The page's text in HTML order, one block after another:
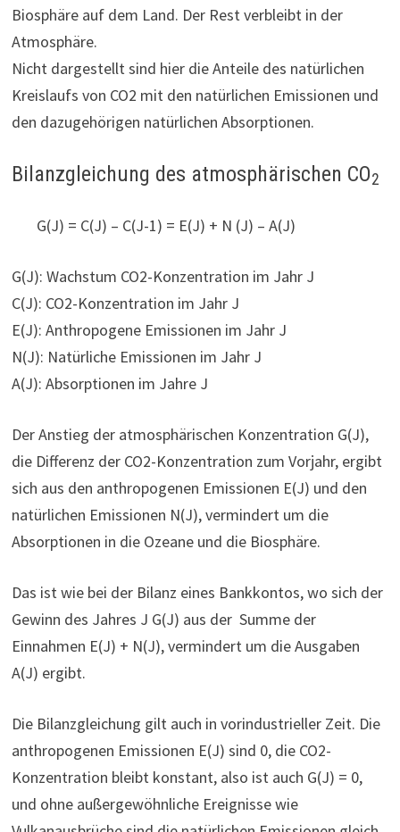
Biosphäre auf dem Land. Der Rest verbleibt in der
Atmosphäre.
Nicht dargestellt sind hier die Anteile des natürlichen
Kreislaufs von CO2 mit den natürlichen Emissionen und
den dazugehörigen natürlichen Absorptionen.
Bilanzgleichung des atmosphärischen CO2
G(J) = C(J) – C(J-1) = E(J) + N (J) – A(J)
G(J): Wachstum CO2-Konzentration im Jahr J
C(J): CO2-Konzentration im Jahr J
E(J): Anthropogene Emissionen im Jahr J
N(J): Natürliche Emissionen im Jahr J
A(J): Absorptionen im Jahre J
Der Anstieg der atmosphärischen Konzentration G(J),
die Differenz der CO2-Konzentration zum Vorjahr, ergibt
sich aus den anthropogenen Emissionen E(J) und den
natürlichen Emissionen N(J), vermindert um die
Absorptionen in die Ozeane und die Biosphäre.
Das ist wie bei der Bilanz eines Bankkontos, wo sich der
Gewinn des Jahres J G(J) aus der Summe der
Einnahmen E(J) + N(J), vermindert um die Ausgaben
A(J) ergibt.
Die Bilanzgleichung gilt auch in vorindustrieller Zeit. Die
anthropogenen Emissionen E(J) sind 0, die CO2-
Konzentration bleibt konstant, also ist auch G(J) = 0,
und ohne außergewöhnliche Ereignisse wie